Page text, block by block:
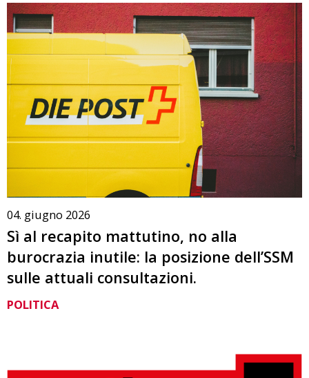
04. giugno 2026
Sì al recapito mattutino, no alla
burocrazia inutile: la posizione dell’SSM
sulle attuali consultazioni.
POLITICA